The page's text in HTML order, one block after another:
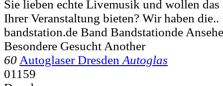
Sie lieben echte Livemusik und wollen das
Ihrer Veranstaltung bieten? Wir haben die..
bandstation.de Band Bandstationde
Besondere Gesucht Another
60 Autoglaser Dresden Autoglas
01159